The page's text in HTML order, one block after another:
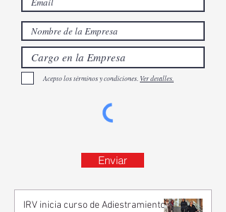
Acepto los términos y condiciones. Ver detalles.
Enviar
IRV inicia curso de Adiestramiento